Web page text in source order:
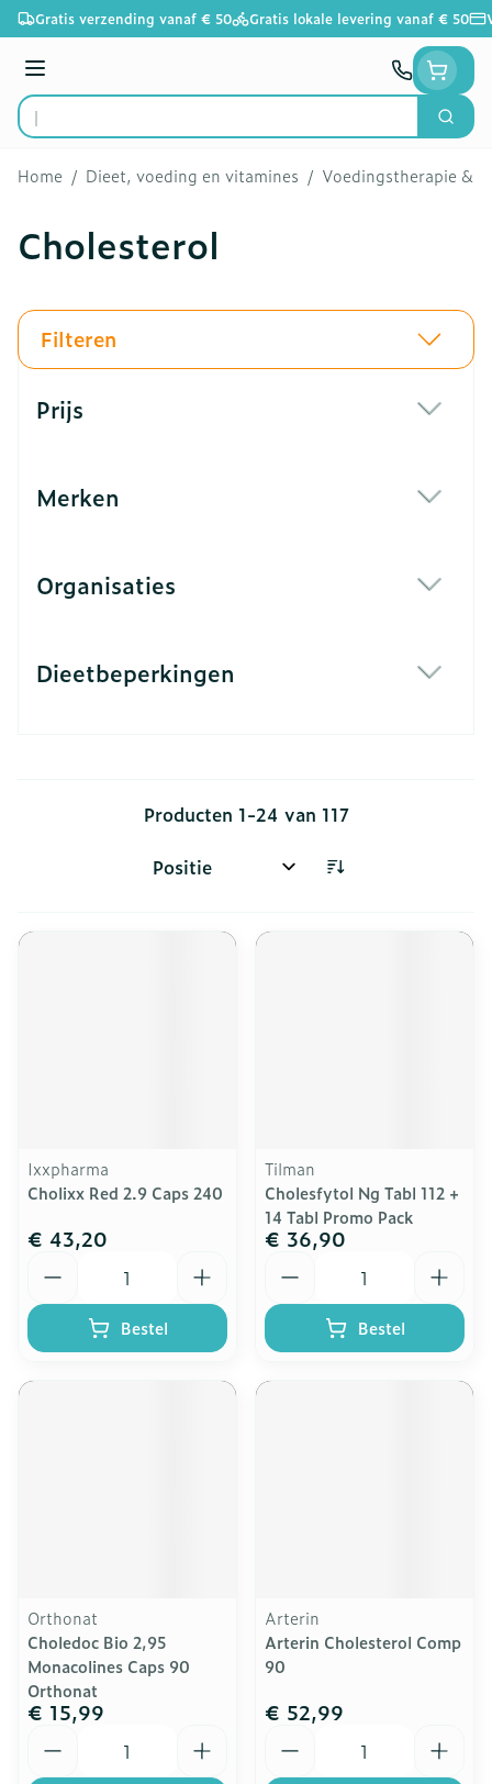
Ga naar de inhoud
Gratis verzending vanaf € 50 Gratis lokale levering vanaf € 50
Menu
Product, merk, categorie...
Zoek
Home / Dieet, voeding en vitamines / Voedingstherapie &
Cholesterol
Filteren
Prijs
Merken
Organisaties
Dieetbeperkingen
Producten 1-24 van 117
Sorteer op:
Ixxpharma
Cholixx Red 2.9 Caps 240
€ 43,20
Bestel
Tilman
Cholesfytol Ng Tabl 112 +
14 Tabl Promo Pack
€ 36,90
Bestel
Orthonat
Choledoc Bio 2,95
Monacolines Caps 90
Orthonat
€ 15,99
Arterin
Arterin Cholesterol Comp
90
€ 52,99